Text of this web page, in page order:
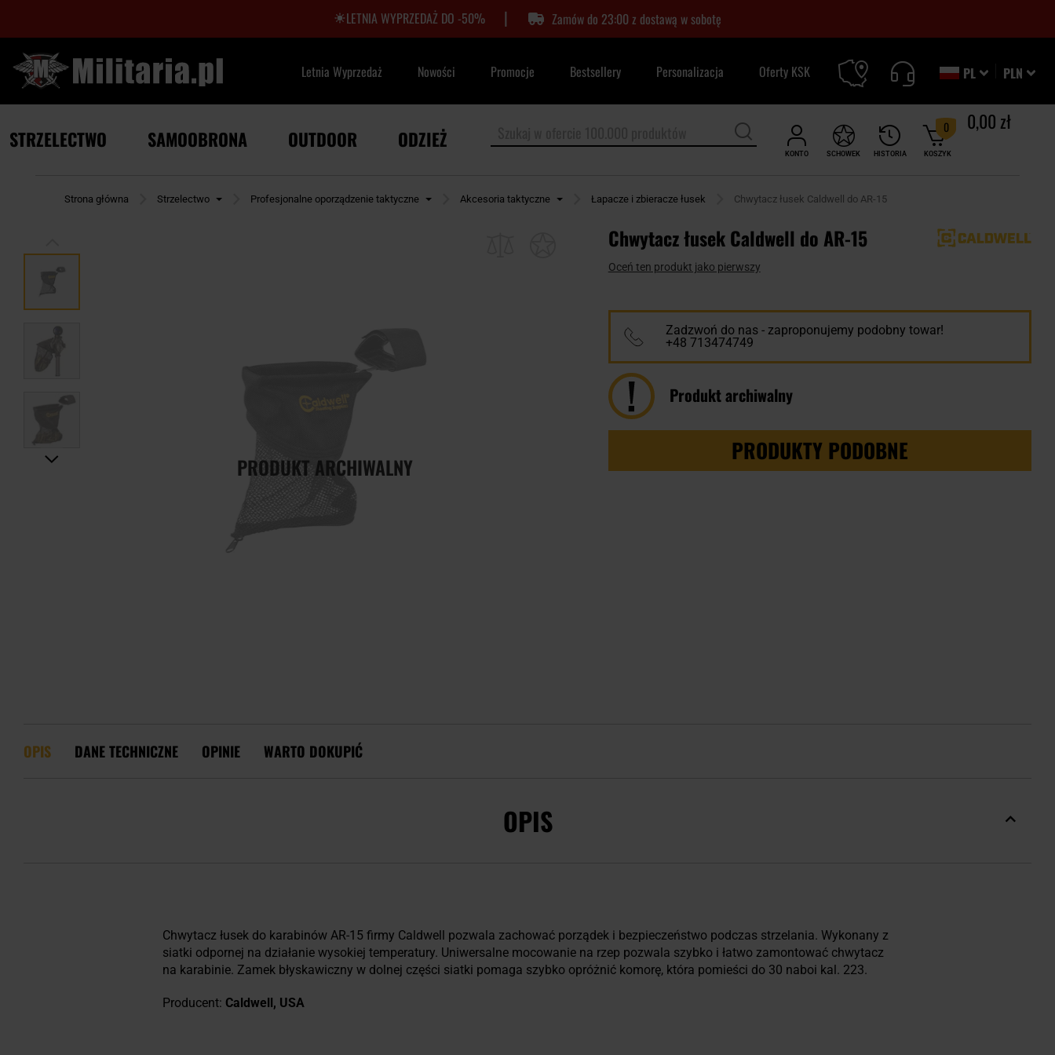
LETNIA WYPRZEDAŻ DO -50% | Zamów do 23:00 z dostawą w sobotę
PLN
PL
Letnia Wyprzedaż Nowości Promocje Bestsellery Personalizacja Oferty KSK
KONTO HISTORIA
SCHOWEK KOSZYK
0 0,00 zł
STRZELECTWO SAMOOBRONA OUTDOOR ODZIEŻ
Strona główna Strzelectwo Profesjonalne oporządzenie taktyczne Akcesoria taktyczne Łapacze i zbieracze łusek Chwytacz łusek Caldwell do AR-15
PRODUKT ARCHIWALNY
Chwytacz łusek Caldwell do AR-15
Oceń ten produkt jako pierwszy
Zadzwoń do nas - zaproponujemy podobny towar!
+48 713474749
Produkt archiwalny
PRODUKTY PODOBNE
OPIS DANE TECHNICZNE OPINIE WARTO DOKUPIĆ
OPIS
Chwytacz łusek do karabinów AR-15 firmy Caldwell pozwala zachować porządek i bezpieczeństwo podczas strzelania. Wykonany z
siatki odpornej na działanie wysokiej temperatury. Uniwersalne mocowanie na rzep pozwala szybko i łatwo zamontować chwytacz
na karabinie. Zamek błyskawiczny w dolnej części siatki pomaga szybko opróżnić komorę, która pomieści do 30 naboi kal. 223.
Producent: Caldwell, USA